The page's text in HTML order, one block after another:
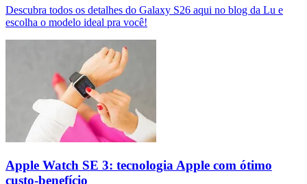
Descubra todos os detalhes do Galaxy S26 aqui no blog da Lu e
escolha o modelo ideal pra você!
Apple Watch SE 3: tecnologia Apple com ótimo
custo-benefício